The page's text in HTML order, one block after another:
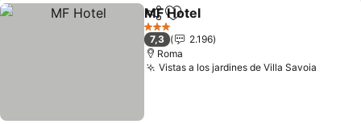
CompartirAgregar a favoritos
MF Hotel
3 Estrellas
7,3
2.196
Roma
Vistas a los jardines de Villa Savoia